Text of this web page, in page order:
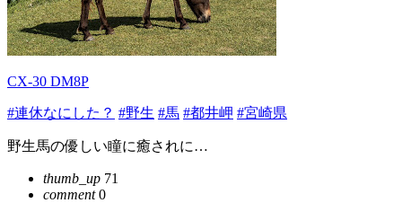
CX-30 DM8P
#連休なにした？ #野生 #馬 #都井岬 #宮崎県
野生馬の優しい瞳に癒されに…
thumb_up 71
comment0